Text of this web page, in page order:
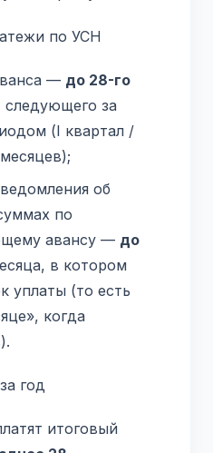
по УСН
— до 28-го
следующего за
(I квартал /
об
по
авансу — до
в котором
уплаты (то есть
когда
год
итоговый